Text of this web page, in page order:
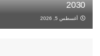
2030
أغسطس 5, 2026